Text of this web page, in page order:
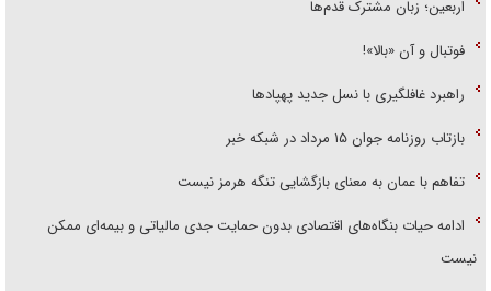
اربعین؛ زبان مشترک قدم‌ها
فوتبال و آن «بالا»!
راهبرد غافلگیری با نسل جدید پهپاد‌ها
بازتاب روزنامه جوان ۱۵ مرداد در شبکه خبر
تفاهم با عمان به معنای بازگشایی تنگه هرمز نیست
ادامه حیات بنگاه‌های اقتصادی بدون حمایت جدی مالیاتی و بیمه‌ای ممکن
نیست